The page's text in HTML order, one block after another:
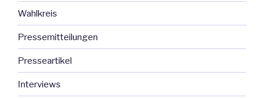
Wahlkreis
Pressemitteilungen
Presseartikel
Interviews